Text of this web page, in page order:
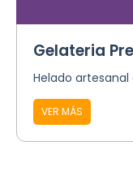
Gelateria
Helado artesanal
VER MÁS